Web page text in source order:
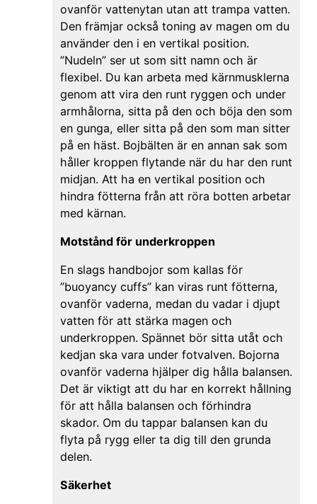
ovanför vattenytan utan att trampa vatten.
Den främjar också toning av magen om du
använder den i en vertikal position.
”Nudeln” ser ut som sitt namn och är
flexibel. Du kan arbeta med kärnmusklerna
genom att vira den runt ryggen och under
armhålorna, sitta på den och böja den som
en gunga, eller sitta på den som man sitter
på en häst. Bojbälten är en annan sak som
håller kroppen flytande när du har den runt
midjan. Att ha en vertikal position och
hindra fötterna från att röra botten arbetar
med kärnan.
Motstånd för underkroppen
En slags handbojor som kallas för
”buoyancy cuffs” kan viras runt fötterna,
ovanför vaderna, medan du vadar i djupt
vatten för att stärka magen och
underkroppen. Spännet bör sitta utåt och
kedjan ska vara under fotvalven. Bojorna
ovanför vaderna hjälper dig hålla balansen.
Det är viktigt att du har en korrekt hållning
för att hålla balansen och förhindra
skador. Om du tappar balansen kan du
flyta på rygg eller ta dig till den grunda
delen.
Säkerhet